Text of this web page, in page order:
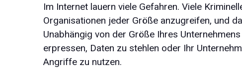
Im Internet lauern viele Gefahren. Viele
Organisationen jeder Größe anzugreifen, und
Unabhängig von der Größe Ihres
erpressen, Daten zu stehlen oder Ihr
Angriffe zu nutzen.